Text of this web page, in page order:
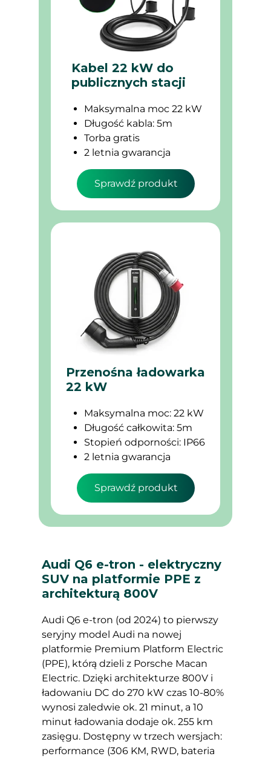
Audi Q6 e-tron - elektryczny
SUV na platformie PPE z
architekturą 800V
Audi Q6 e-tron (od 2024) to pierwszy
seryjny model Audi na nowej
platformie Premium Platform Electric
(PPE), którą dzieli z Porsche Macan
Electric. Dzięki architekturze 800V i
ładowaniu DC do 270 kW czas 10-80%
wynosi zaledwie ok. 21 minut, a 10
minut ładowania dodaje ok. 255 km
zasięgu. Dostępny w trzech wersjach:
performance (306 KM, RWD, bateria
Sprawdź produkt
Przenośna ładowarka
22 kW
Maksymalna moc: 22 kW
Długość całkowita: 5m
Stopień odporności: IP66
2 letnia gwarancja
Sprawdź produkt
Kabel 22 kW do
publicznych stacji
Maksymalna moc 22 kW
Długość kabla: 5m
Torba gratis
2 letnia gwarancja